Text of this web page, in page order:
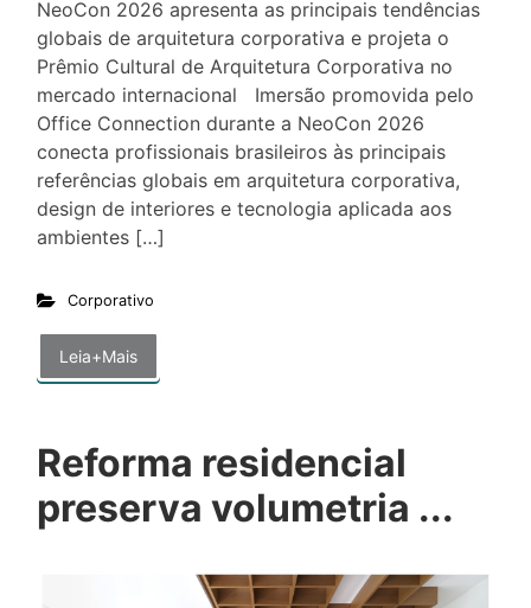
NeoCon 2026 apresenta as principais tendências
globais de arquitetura corporativa e projeta o
Prêmio Cultural de Arquitetura Corporativa no
mercado internacional Imersão promovida pelo
Office Connection durante a NeoCon 2026
conecta profissionais brasileiros às principais
referências globais em arquitetura corporativa,
design de interiores e tecnologia aplicada aos
ambientes […]
Corporativo
Leia+Mais
Reforma residencial
preserva volumetria ...